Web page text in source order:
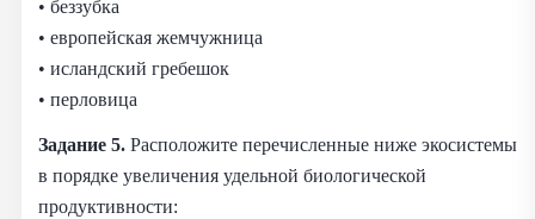
• беззубка
• европейская жемчужница
• исландский гребешок
• перловица
Задание 5. Расположите перечисленные ниже экосистемы
в порядке увеличения удельной биологической
продуктивности: